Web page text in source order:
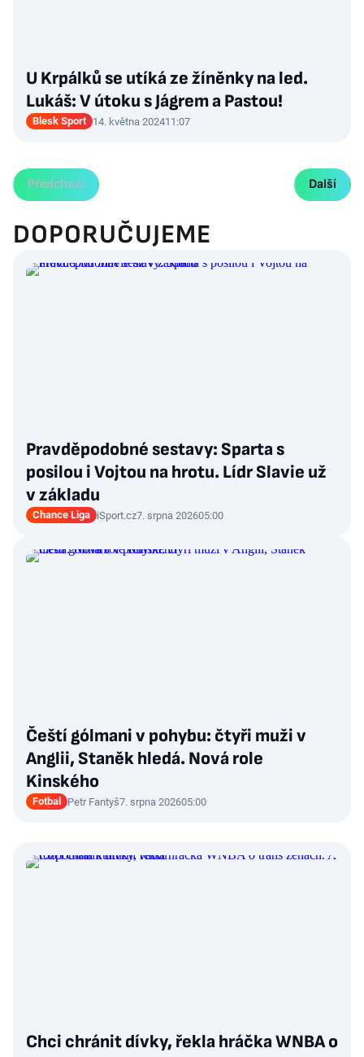
U Krpálků se utíká ze žíněnky na led.
Lukáš: V útoku s Jágrem a Pastou!
Blesk Sport 14. května 202411:07
Předchozí Další
DOPORUČUJEME
Pravděpodobné sestavy: Sparta s
posilou i Vojtou na hrotu. Lídr Slavie už
v základu
Chance Liga iSport.cz7. srpna 202605:00
Čeští gólmani v pohybu: čtyři muži v
Anglii, Staněk hledá. Nová role
Kinského
Fotbal Petr Fantyš7. srpna 202605:00
Chci chránit dívky, řekla hráčka WNBA o